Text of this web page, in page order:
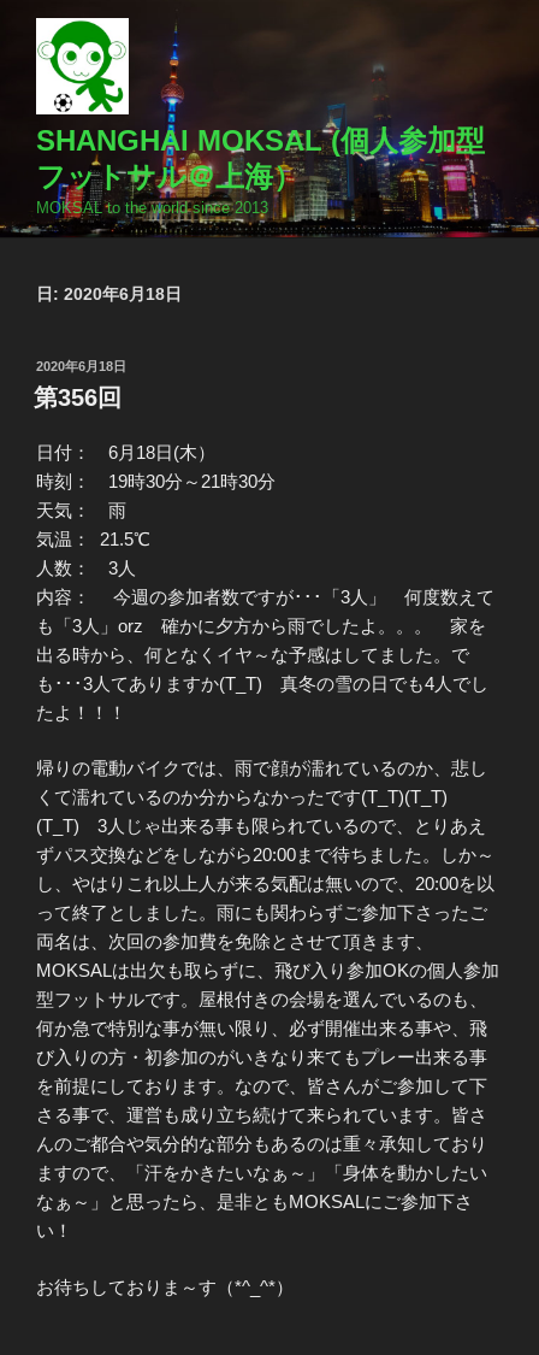
ッ
SHANGHAI MOKSAL (個人参加型
フットサル＠上海）
MOKSAL to the world since 2013
日: 2020年6月18日
投
稿
日:
2020年6月18日
第356回
日付： 6月18日(木）
時刻： 19時30分～21時30分
天気： 雨
気温： 21.5℃
人数： 3人
内容： 今週の参加者数ですが･･･「3人」 何度数えて
も「3人」orz 確かに夕方から雨でしたよ。。。 家を
出る時から、何となくイヤ～な予感はしてました。で
も･･･3人てありますか(T_T) 真冬の雪の日でも4人でし
たよ！！！
帰りの電動バイクでは、雨で顔が濡れているのか、悲し
くて濡れているのか分からなかったです(T_T)(T_T)
(T_T) 3人じゃ出来る事も限られているので、とりあえ
ずパス交換などをしながら20:00まで待ちました。しか～
し、やはりこれ以上人が来る気配は無いので、20:00を以
って終了としました。雨にも関わらずご参加下さったご
両名は、次回の参加費を免除とさせて頂きます、
MOKSALは出欠も取らずに、飛び入り参加OKの個人参加
型フットサルです。屋根付きの会場を選んでいるのも、
何か急で特別な事が無い限り、必ず開催出来る事や、飛
び入りの方・初参加のがいきなり来てもプレー出来る事
を前提にしております。なので、皆さんがご参加して下
さる事で、運営も成り立ち続けて来られています。皆さ
んのご都合や気分的な部分もあるのは重々承知しており
ますので、「汗をかきたいなぁ～」「身体を動かしたい
なぁ～」と思ったら、是非ともMOKSALにご参加下さ
い！
お待ちしておりま～す（*^_^*）